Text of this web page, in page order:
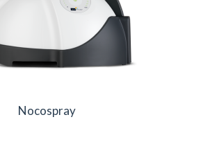
Nocospray